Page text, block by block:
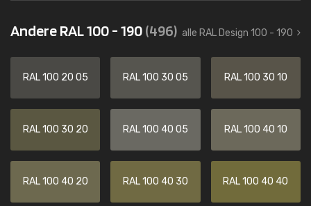
Andere RAL 100 - 190(496) alle RAL Design 100 - 190
RAL 100 20 05 RAL 100 30 05 RAL 100 30 10
RAL 100 30 20 RAL 100 40 05 RAL 100 40 10
RAL 100 40 20 RAL 100 40 30 RAL 100 40 40